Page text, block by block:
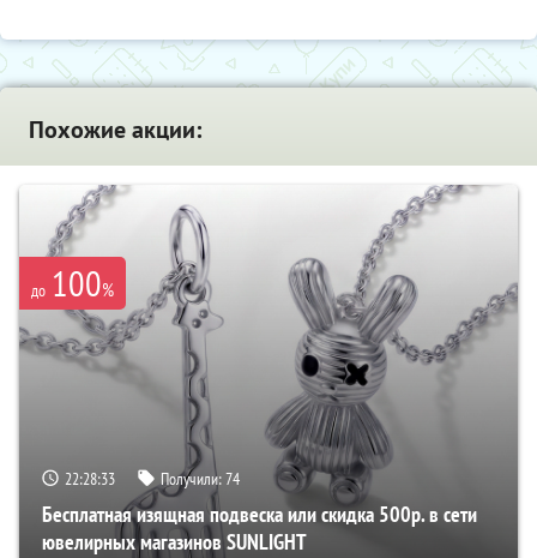
Похожие акции:
до 100%
22:28:32 Получили:74
Бесплатная изящная подвеска или скидка 500р. в сети
ювелирных магазинов SUNLIGHT